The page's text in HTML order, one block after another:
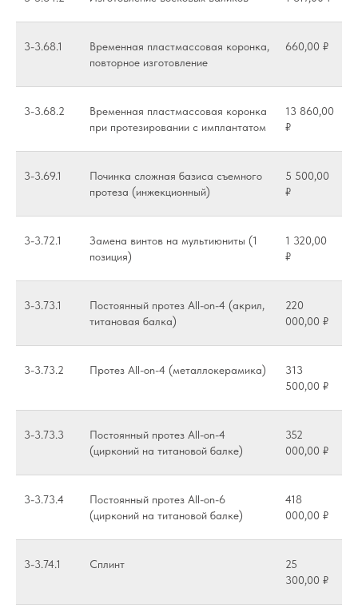
3-3.68.1
Временная пластмассовая коронка,
повторное изготовление
660,00 ₽
3-3.68.2
Временная пластмассовая коронка
при протезировании с имплантатом
13 860,00
₽
3-3.69.1
Починка сложная базиса съемного
протеза (инжекционный)
5 500,00
₽
3-3.72.1
Замена винтов на мультиюниты (1
позиция)
1 320,00
₽
3-3.73.1
Постоянный протез All-on-4 (акрил,
титановая балка)
220
000,00 ₽
3-3.73.2 Протез All-on-4 (металлокерамика)
313
500,00 ₽
3-3.73.3
Постоянный протез All-on-4
(цирконий на титановой балке)
352
000,00 ₽
3-3.73.4
Постоянный протез All-on-6
(цирконий на титановой балке)
418
000,00 ₽
3-3.74.1 Сплинт
25
300,00 ₽